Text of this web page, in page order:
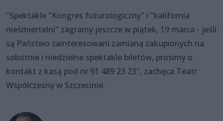
"Spektakle "Kongres futurologiczny" i "kalifornia
nieśmiertelni" zagramy jeszcze w piątek, 19 marca - jeśli
są Państwo zainteresowani zamianą zakupionych na
sobotnie i niedzielne spektakle biletów, prosimy o
kontakt z kasą pod nr 91 489 23 23", zachęca Teatr
Współczesny w Szczecinie.